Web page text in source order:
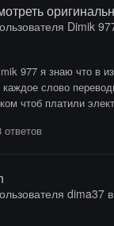
Dimik
977 я знаю что в
слово
чтоб платили
dima37в